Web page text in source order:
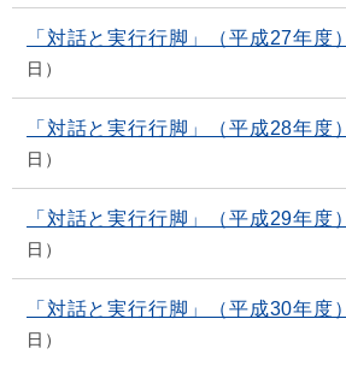
「対話と実行行脚」（平成27年度）
日
「対話と実行行脚」（平成28年度）
日
「対話と実行行脚」（平成29年度）
日
「対話と実行行脚」（平成30年度）
日